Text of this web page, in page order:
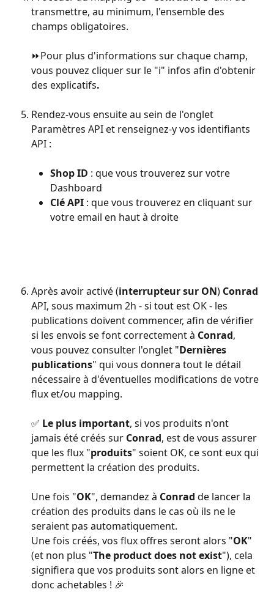
transmettre, au minimum, l'ensemble des
champs obligatoires.
⏩Pour plus d'informations sur chaque champ,
vous pouvez cliquer sur le "i" infos afin d'obtenir
des explicatifs.
Rendez-vous ensuite au sein de l'onglet
Paramètres API et renseignez-y vos identifiants
API :
Shop ID : que vous trouverez sur votre
Dashboard
Clé API : que vous trouverez en cliquant sur
votre email en haut à droite
Après avoir activé (interrupteur sur ON) Conrad
API, sous maximum 2h - si tout est OK - les
publications doivent commencer, afin de vérifier
si les envois se font correctement à Conrad,
vous pouvez consulter l'onglet "Dernières
publications" qui vous donnera tout le détail
nécessaire à d'éventuelles modifications de votre
flux et/ou mapping.
✅ Le plus important, si vos produits n'ont
jamais été créés sur Conrad, est de vous assurer
que les flux "produits" soient OK, ce sont eux qui
permettent la création des produits.
Une fois "OK", demandez à Conrad de lancer la
création des produits dans le cas où ils ne le
seraient pas automatiquement.
Une fois créés, vos flux offres seront alors "OK"
(et non plus "The product does not exist"), cela
signifiera que vos produits sont alors en ligne et
donc achetables ! 🎉